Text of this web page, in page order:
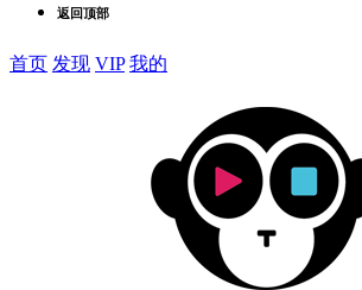
返回顶部
首页 发现 VIP 我的